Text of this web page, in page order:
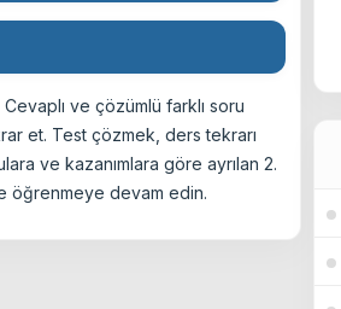
ve çözümlü farklı soru
et. Test çözmek, ders tekrarı
ve kazanımlara göre ayrılan 2.
öğrenmeye devam edin.